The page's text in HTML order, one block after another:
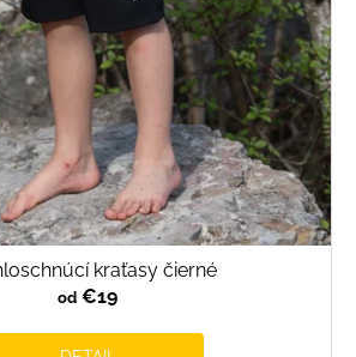
kraťasy čierné
od €19